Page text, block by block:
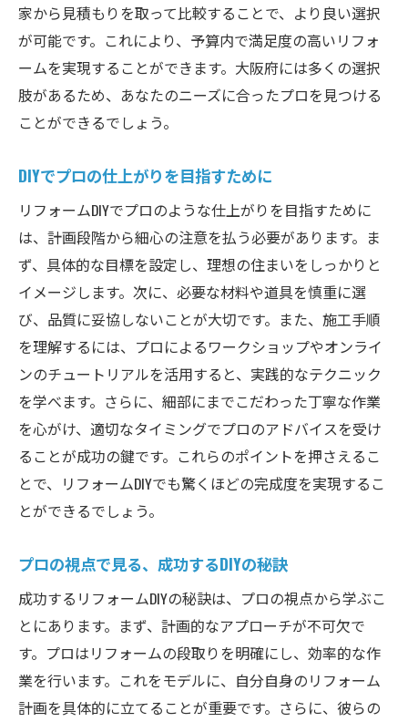
家から見積もりを取って比較することで、より良い選択
が可能です。これにより、予算内で満足度の高いリフォ
ームを実現することができます。大阪府には多くの選択
肢があるため、あなたのニーズに合ったプロを見つける
ことができるでしょう。
DIYでプロの仕上がりを目指すために
リフォームDIYでプロのような仕上がりを目指すために
は、計画段階から細心の注意を払う必要があります。ま
ず、具体的な目標を設定し、理想の住まいをしっかりと
イメージします。次に、必要な材料や道具を慎重に選
び、品質に妥協しないことが大切です。また、施工手順
を理解するには、プロによるワークショップやオンライ
ンのチュートリアルを活用すると、実践的なテクニック
を学べます。さらに、細部にまでこだわった丁寧な作業
を心がけ、適切なタイミングでプロのアドバイスを受け
ることが成功の鍵です。これらのポイントを押さえるこ
とで、リフォームDIYでも驚くほどの完成度を実現するこ
とができるでしょう。
プロの視点で見る、成功するDIYの秘訣
成功するリフォームDIYの秘訣は、プロの視点から学ぶこ
とにあります。まず、計画的なアプローチが不可欠で
す。プロはリフォームの段取りを明確にし、効率的な作
業を行います。これをモデルに、自分自身のリフォーム
計画を具体的に立てることが重要です。さらに、彼らの